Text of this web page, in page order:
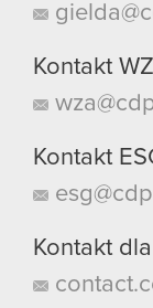
Kontakt
Kontakt
Kontakt